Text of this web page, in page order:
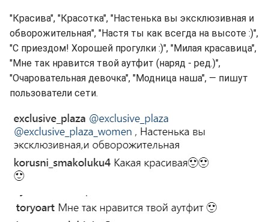
"Красива", "Красотка", "Настенька вы эксклюзивная и
обворожительная", "Настя ты как всегда на высоте :)",
"С приездом! Хорошей прогулки :)", "Милая красавица",
"Мне так нравится твой аутфит (наряд - ред.)",
"Очаровательная девочка", "Модница наша", — пишут
пользователи сети.